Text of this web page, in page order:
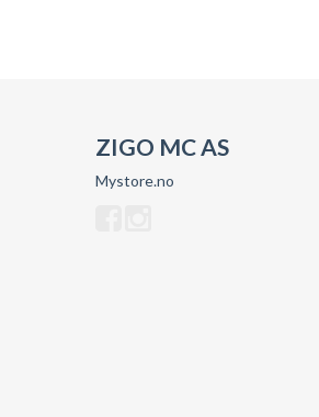
ZIGO MC AS
Mystore.no